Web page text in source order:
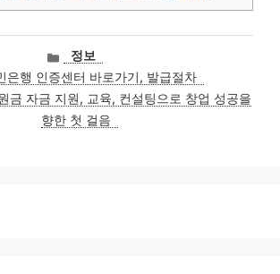
카
테
고
리
정보
은행 인증센터 바로가기, 발급절차
금 자금 지원, 교육, 컨설팅으로 창업 성공을
향한 첫 걸음